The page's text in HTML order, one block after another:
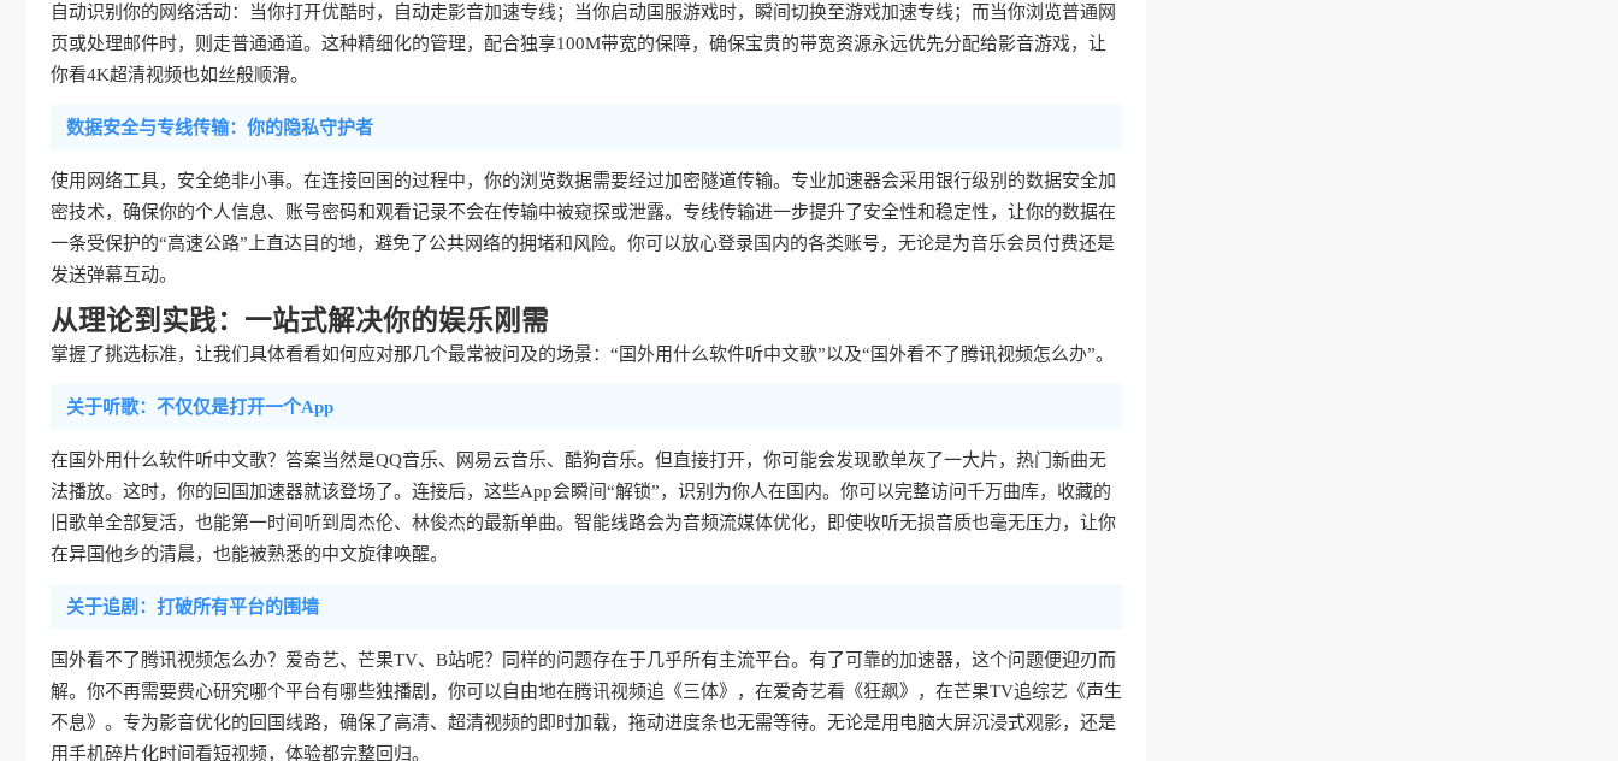
自动识别你的网络活动：当你打开优酷时，自动走影音加速专线；当你启动国服游戏时，瞬间切换至游戏加速专线；而当你浏览普通网
页或处理邮件时，则走普通通道。这种精细化的管理，配合独享100M带宽的保障，确保宝贵的带宽资源永远优先分配给影音游戏，让
你看4K超清视频也如丝般顺滑。
数据安全与专线传输：你的隐私守护者
使用网络工具，安全绝非小事。在连接回国的过程中，你的浏览数据需要经过加密隧道传输。专业加速器会采用银行级别的数据安全加
密技术，确保你的个人信息、账号密码和观看记录不会在传输中被窥探或泄露。专线传输进一步提升了安全性和稳定性，让你的数据在
一条受保护的“高速公路”上直达目的地，避免了公共网络的拥堵和风险。你可以放心登录国内的各类账号，无论是为音乐会员付费还是
发送弹幕互动。
从理论到实践：一站式解决你的娱乐刚需
掌握了挑选标准，让我们具体看看如何应对那几个最常被问及的场景：“国外用什么软件听中文歌”以及“国外看不了腾讯视频怎么办”。
关于听歌：不仅仅是打开一个App
在国外用什么软件听中文歌？答案当然是QQ音乐、网易云音乐、酷狗音乐。但直接打开，你可能会发现歌单灰了一大片，热门新曲无
法播放。这时，你的回国加速器就该登场了。连接后，这些App会瞬间“解锁”，识别为你人在国内。你可以完整访问千万曲库，收藏的
旧歌单全部复活，也能第一时间听到周杰伦、林俊杰的最新单曲。智能线路会为音频流媒体优化，即使收听无损音质也毫无压力，让你
在异国他乡的清晨，也能被熟悉的中文旋律唤醒。
关于追剧：打破所有平台的围墙
国外看不了腾讯视频怎么办？爱奇艺、芒果TV、B站呢？同样的问题存在于几乎所有主流平台。有了可靠的加速器，这个问题便迎刃而
解。你不再需要费心研究哪个平台有哪些独播剧，你可以自由地在腾讯视频追《三体》，在爱奇艺看《狂飙》，在芒果TV追综艺《声生
不息》。专为影音优化的回国线路，确保了高清、超清视频的即时加载，拖动进度条也无需等待。无论是用电脑大屏沉浸式观影，还是
用手机碎片化时间看短视频，体验都完整回归。